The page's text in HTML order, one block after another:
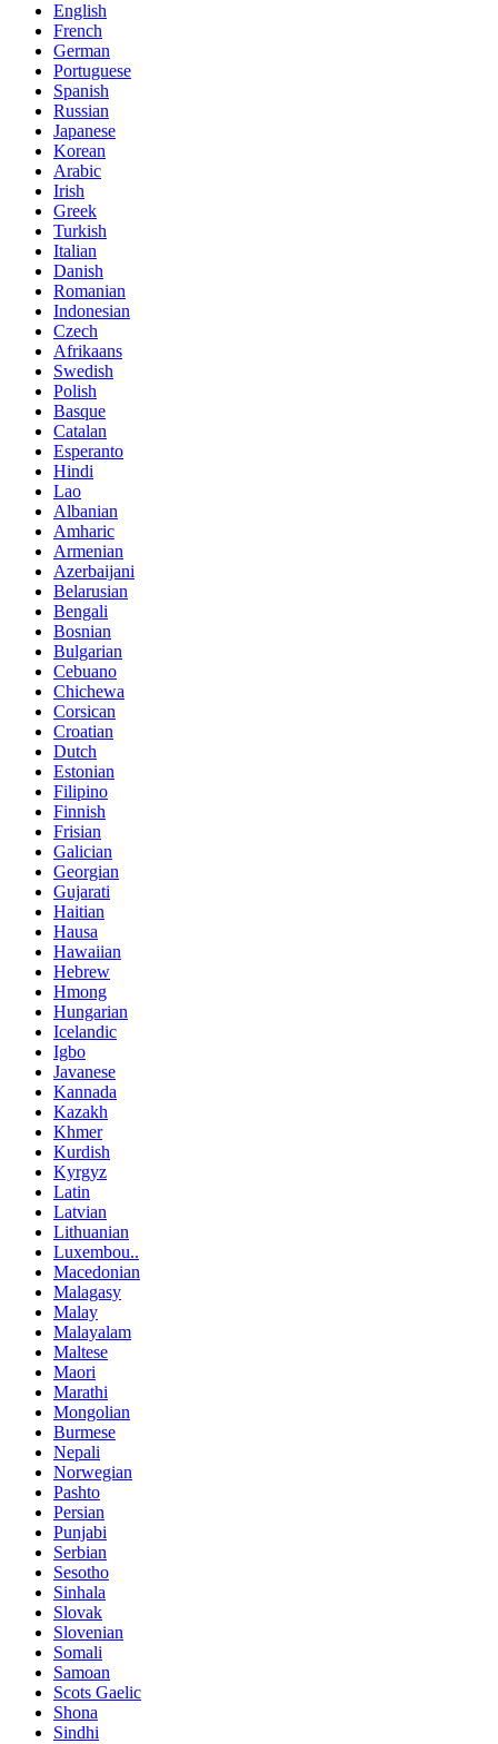
English
French
German
Portuguese
Spanish
Russian
Japanese
Korean
Arabic
Irish
Greek
Turkish
Italian
Danish
Romanian
Indonesian
Czech
Afrikaans
Swedish
Polish
Basque
Catalan
Esperanto
Hindi
Lao
Albanian
Amharic
Armenian
Azerbaijani
Belarusian
Bengali
Bosnian
Bulgarian
Cebuano
Chichewa
Corsican
Croatian
Dutch
Estonian
Filipino
Finnish
Frisian
Galician
Georgian
Gujarati
Haitian
Hausa
Hawaiian
Hebrew
Hmong
Hungarian
Icelandic
Igbo
Javanese
Kannada
Kazakh
Khmer
Kurdish
Kyrgyz
Latin
Latvian
Lithuanian
Luxembou..
Macedonian
Malagasy
Malay
Malayalam
Maltese
Maori
Marathi
Mongolian
Burmese
Nepali
Norwegian
Pashto
Persian
Punjabi
Serbian
Sesotho
Sinhala
Slovak
Slovenian
Somali
Samoan
Scots Gaelic
Shona
Sindhi